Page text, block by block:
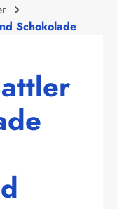
Schokolade